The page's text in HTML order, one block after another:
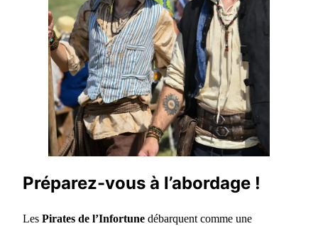
Préparez-vous à l’abordage !
Les Pirates de l’Infortune débarquent comme une